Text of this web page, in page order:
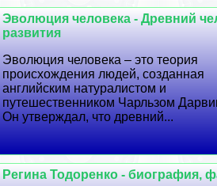
Эволюция человека - Древний
развития
Эволюция человека – это теория
происхождения людей, созданная
английским натуралистом и
путешественником Чарльзом
Он утверждал, что древний...
Регина Тодоренко - биография,